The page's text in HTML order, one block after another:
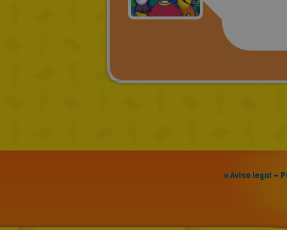
» Aviso legal -